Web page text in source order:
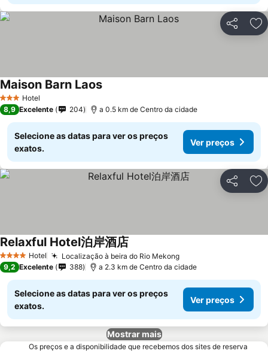
Partilhar
3 EstrelasHotel
Maison Barn LaosVer preços
8,9 Excelente 204 a 0.5 km de Centro da cidade
Selecione as datas para ver os preços
exatos.
Ver preços
Partilhar
4 EstrelasHotel Localização à beira do Rio MekongVer preços
Relaxful Hotel泊岸酒店
9,2 Excelente 388 a 2.3 km de Centro da cidade
Selecione as datas para ver os preços
exatos.
Ver preços
Mostrar mais
Os preços e a disponibilidade que recebemos dos sites de reserva